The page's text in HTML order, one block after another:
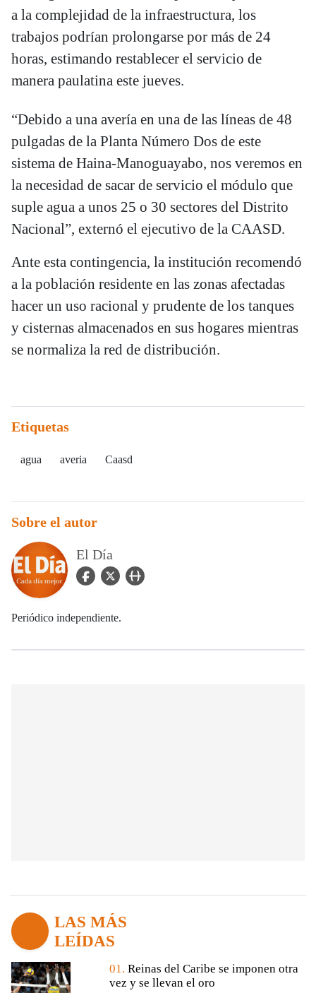
a la complejidad de la infraestructura, los
trabajos podrían prolongarse por más de 24
horas, estimando restablecer el servicio de
manera paulatina este jueves.
“Debido a una avería en una de las líneas de 48
pulgadas de la Planta Número Dos de este
sistema de Haina-Manoguayabo, nos veremos en
la necesidad de sacar de servicio el módulo que
suple agua a unos 25 o 30 sectores del Distrito
Nacional”, externó el ejecutivo de la CAASD.
Ante esta contingencia, la institución recomendó
a la población residente en las zonas afectadas
hacer un uso racional y prudente de los tanques
y cisternas almacenados en sus hogares mientras
se normaliza la red de distribución.
Etiquetas
agua averia Caasd
Sobre el autor
El Día
facebook Icon
twitter Iconuser_url Icon
Periódico independiente.
LAS MÁS
LEÍDAS
01. Reinas del Caribe se imponen otra
vez y se llevan el oro